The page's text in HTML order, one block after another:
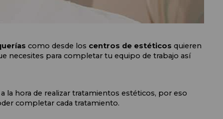
como desde los centros de estéticos quieren
necesites para completar tu equipo de trabajo así
la hora de realizar tratamientos estéticos, por eso
completar cada tratamiento.